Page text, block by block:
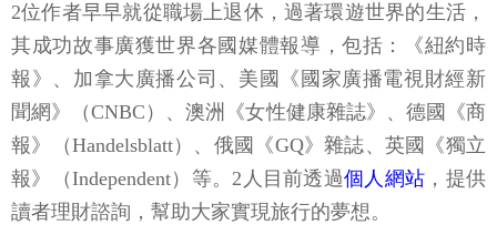
2位作者早早就從職場上退休，過著環遊世界的生活，
其成功故事廣獲世界各國媒體報導，包括：《紐約時
報》、加拿大廣播公司、美國《國家廣播電視財經新
聞網》（CNBC）、澳洲《女性健康雜誌》、德國《商
報》（Handelsblatt）、俄國《GQ》雜誌、英國《獨立
報》（Independent）等。2人目前透過個人網站 ，提供
讀者理財諮詢，幫助大家實現旅行的夢想。